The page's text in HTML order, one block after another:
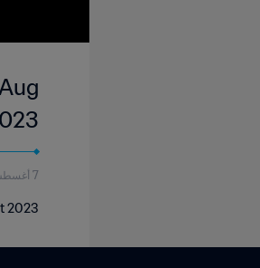
7 أغسطس 2023
2023